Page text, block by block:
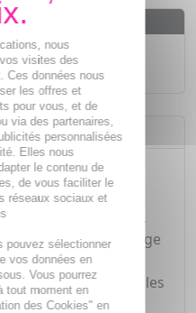
55€
en 24h*
Flash Anti-Poux et
est un produit
enfant a des poux.
à partir de l'âge
les poux et les
nous
visites des
Ces données nous
les offres et
pour vous, et de
via des partenaires,
personnalisées
Elles nous
le contenu de
de vous faciliter le
réseaux sociaux et
pouvez sélectionner
vos données en
Vous pourrez
tout moment en
des Cookies" en